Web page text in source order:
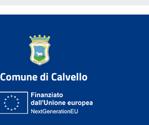
Comune di Calvello